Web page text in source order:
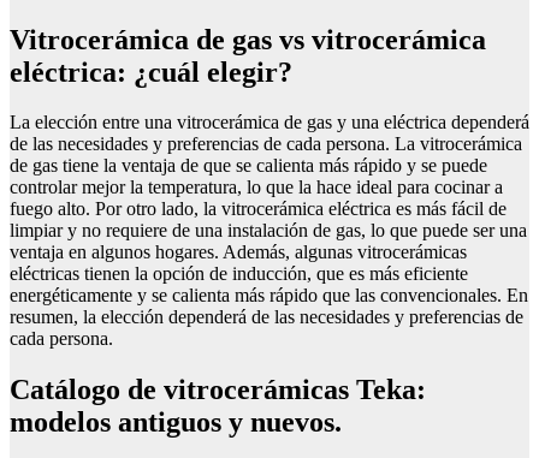
Vitrocerámica de gas vs vitrocerámica
eléctrica: ¿cuál elegir?
La elección entre una vitrocerámica de gas y una eléctrica dependerá
de las necesidades y preferencias de cada persona. La vitrocerámica
de gas tiene la ventaja de que se calienta más rápido y se puede
controlar mejor la temperatura, lo que la hace ideal para cocinar a
fuego alto. Por otro lado, la vitrocerámica eléctrica es más fácil de
limpiar y no requiere de una instalación de gas, lo que puede ser una
ventaja en algunos hogares. Además, algunas vitrocerámicas
eléctricas tienen la opción de inducción, que es más eficiente
energéticamente y se calienta más rápido que las convencionales. En
resumen, la elección dependerá de las necesidades y preferencias de
cada persona.
Catálogo de vitrocerámicas Teka:
modelos antiguos y nuevos.